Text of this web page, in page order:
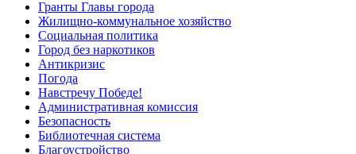
Гранты Главы города
Жилищно-коммунальное хозяйство
Социальная политика
Город без наркотиков
Антикризис
Погода
Навстречу Победе!
Административная комиссия
Безопасность
Библиотечная система
Благоустройство